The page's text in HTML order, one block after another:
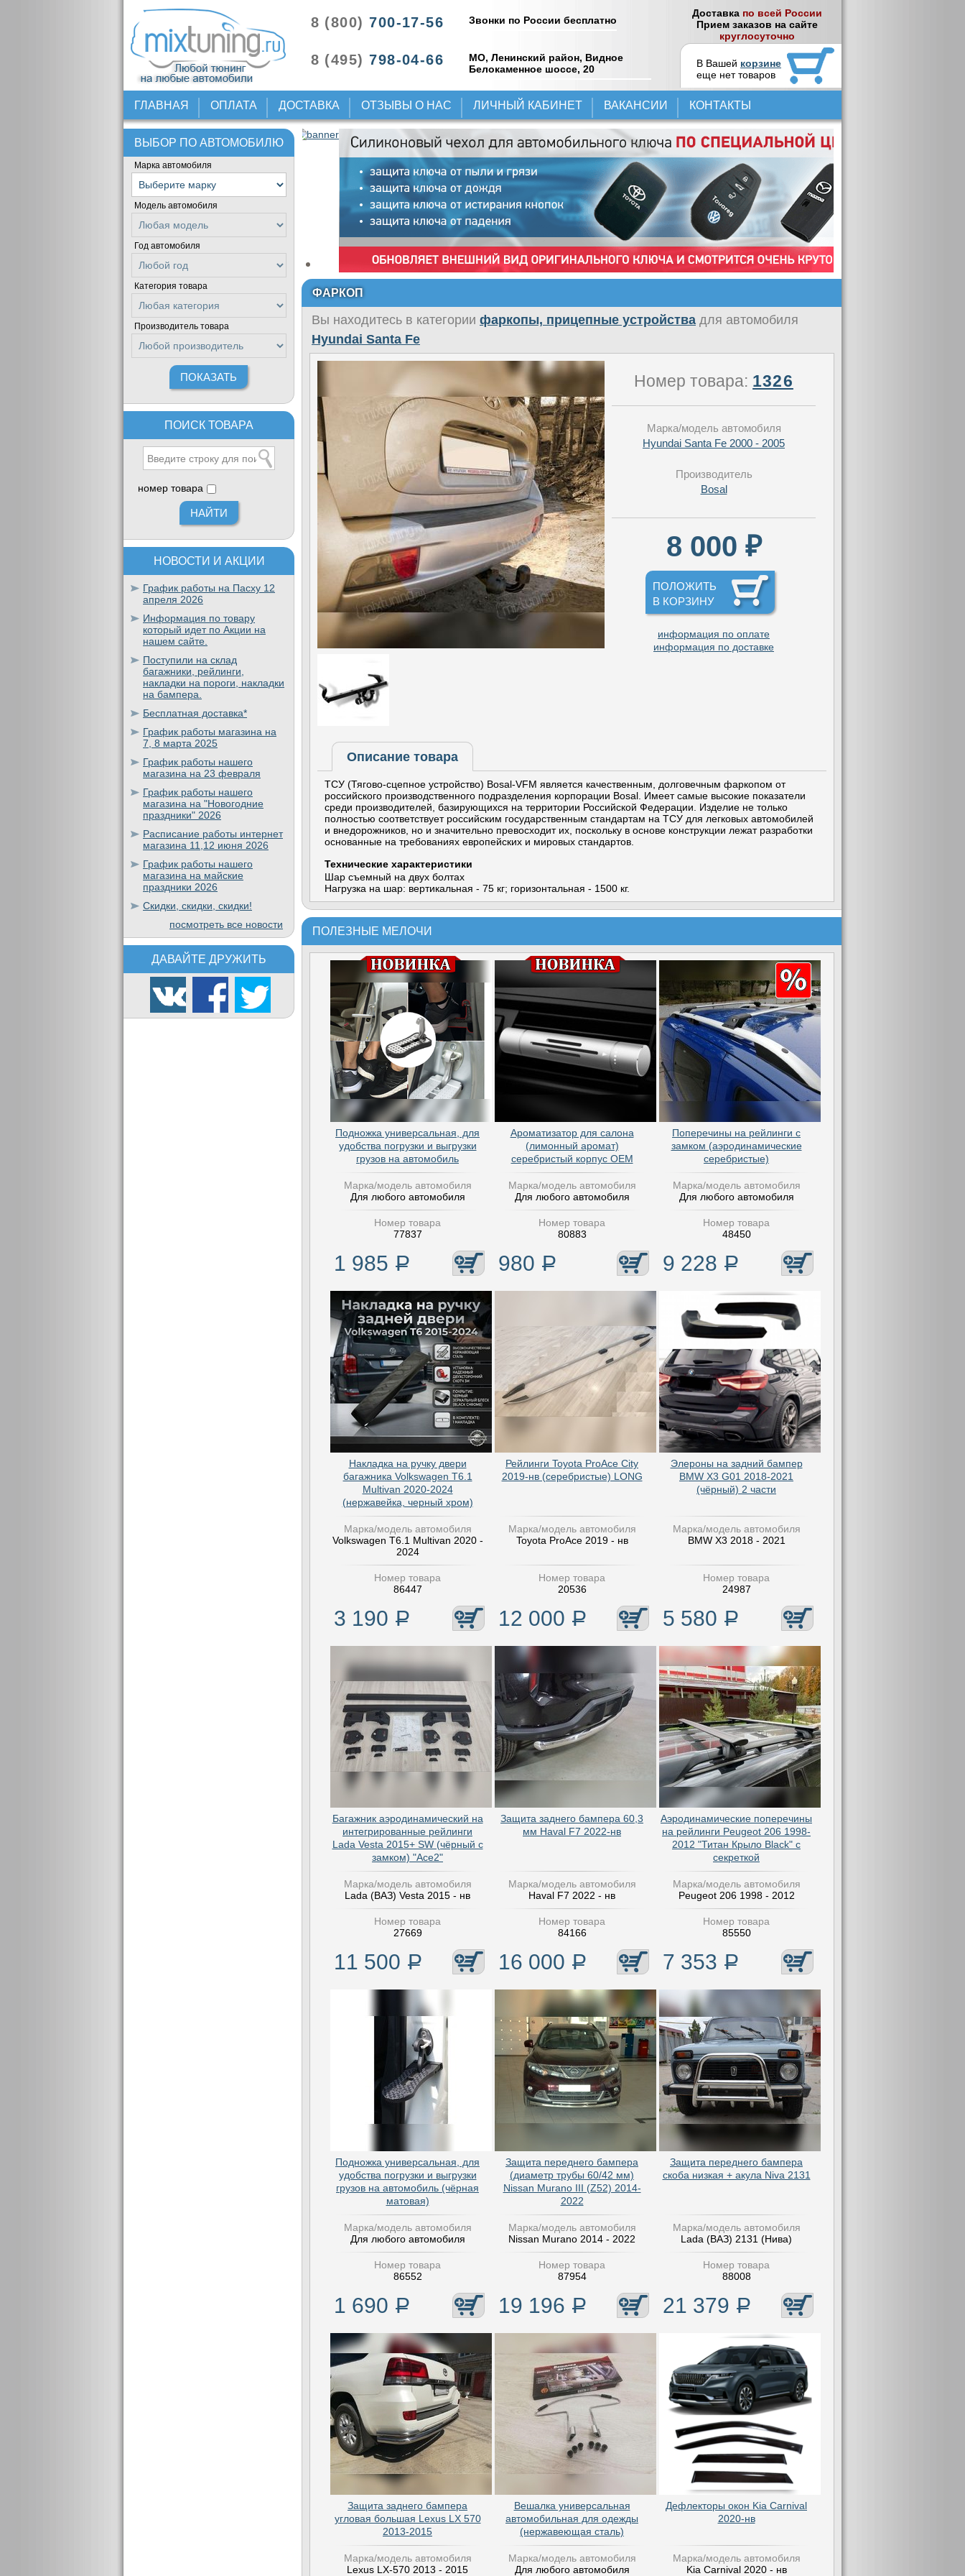
8 (800) 700-17-56
8 (495) 798-04-66
Звонки по России бесплатно
МО, Ленинский район, Видное
Белокаменное шоссе, 20
Доставка по всей России
Прием заказов на сайте
круглосуточно
В Вашей корзине
еще нет товаров
ГЛАВНАЯ ОПЛАТА ДОСТАВКА ОТЗЫВЫ О НАС ЛИЧНЫЙ КАБИНЕТ ВАКАНСИИ КОНТАКТЫ
ВЫБОР ПО АВТОМОБИЛЮ
Марка автомобиля
Модель автомобиля
Год автомобиля
Категория товара
Производитель товара
ПОИСК ТОВАРА
номер товара
НОВОСТИ И АКЦИИ
График работы на Пасху 12
апреля 2026
Информация по товару
который идет по Акции на
нашем сайте.
Поступили на склад
багажники, рейлинги,
накладки на пороги, накладки
на бампера.
Бесплатная доставка*
График работы магазина на
7, 8 марта 2025
График работы нашего
магазина на 23 февраля
График работы нашего
магазина на "Новогодние
праздники" 2026
Расписание работы интернет
магазина 11,12 июня 2026
График работы нашего
магазина на майские
праздники 2026
Скидки, скидки, скидки!
посмотреть все новости
ДАВАЙТЕ ДРУЖИТЬ
ФАРКОП
Вы находитесь в категории фаркопы, прицепные устройства для автомобиля
Hyundai Santa Fe
Номер товара: 1326
Марка/модель автомобиля
Hyundai Santa Fe 2000 - 2005
Производитель
Bosal
8 000 ₽
ПОЛОЖИТЬ
В КОРЗИНУ
информация по оплате
информация по доставке
Описание товара
ТСУ (Тягово-сцепное устройство) Bosal-VFM является качественным, долговечным фаркопом от
российского производственного подразделения корпорации Bosal. Имеет самые высокие показатели
среди производителей, базирующихся на территории Российской Федерации. Изделие не только
полностью соответствует российским государственным стандартам на ТСУ для легковых автомобилей
и внедорожников, но и значительно превосходит их, поскольку в основе конструкции лежат разработки
основанные на требованиях европейских и мировых стандартов.
Технические характеристики
Шар съемный на двух болтах
Нагрузка на шар: вертикальная - 75 кг; горизонтальная - 1500 кг.
ПОЛЕЗНЫЕ МЕЛОЧИ
Подножка универсальная, для
удобства погрузки и выгрузки
грузов на автомобиль
Марка/модель автомобиля
Для любого автомобиля
Номер товара
77837
1 985 Р
Ароматизатор для салона
(лимонный аромат)
серебристый корпус OEM
Марка/модель автомобиля
Для любого автомобиля
Номер товара
80883
980 Р
Поперечины на рейлинги с
замком (аэродинамические
серебристые)
Марка/модель автомобиля
Для любого автомобиля
Номер товара
48450
9 228 Р
Накладка на ручку двери
багажника Volkswagen T6.1
Multivan 2020-2024
(нержавейка, черный хром)
Марка/модель автомобиля
Volkswagen T6.1 Multivan 2020 -
2024
Номер товара
86447
3 190 Р
Рейлинги Toyota ProAce City
2019-нв (серебристые) LONG
Марка/модель автомобиля
Toyota ProAce 2019 - нв
Номер товара
20536
12 000 Р
Элероны на задний бампер
BMW X3 G01 2018-2021
(чёрный) 2 части
Марка/модель автомобиля
BMW X3 2018 - 2021
Номер товара
24987
5 580 Р
Багажник аэродинамический на
интегрированные рейлинги
Lada Vesta 2015+ SW (чёрный с
замком) "Ace2"
Марка/модель автомобиля
Lada (ВАЗ) Vesta 2015 - нв
Номер товара
27669
11 500 Р
Защита заднего бампера 60,3
мм Haval F7 2022-нв
Марка/модель автомобиля
Haval F7 2022 - нв
Номер товара
84166
16 000 Р
Аэродинамические поперечины
на рейлинги Peugeot 206 1998-
2012 "Титан Крыло Black" с
секреткой
Марка/модель автомобиля
Peugeot 206 1998 - 2012
Номер товара
85550
7 353 Р
Подножка универсальная, для
удобства погрузки и выгрузки
грузов на автомобиль (чёрная
матовая)
Марка/модель автомобиля
Для любого автомобиля
Номер товара
86552
1 690 Р
Защита переднего бампера
(диаметр трубы 60/42 мм)
Nissan Murano III (Z52) 2014-
2022
Марка/модель автомобиля
Nissan Murano 2014 - 2022
Номер товара
87954
19 196 Р
Защита переднего бампера
скоба низкая + акула Niva 2131
Марка/модель автомобиля
Lada (ВАЗ) 2131 (Нива)
Номер товара
88008
21 379 Р
Защита заднего бампера
угловая большая Lexus LX 570
2013-2015
Марка/модель автомобиля
Lexus LX-570 2013 - 2015
Вешалка универсальная
автомобильная для одежды
(нержавеющая сталь)
Марка/модель автомобиля
Для любого автомобиля
Дефлекторы окон Kia Carnival
2020-нв
Марка/модель автомобиля
Kia Carnival 2020 - нв